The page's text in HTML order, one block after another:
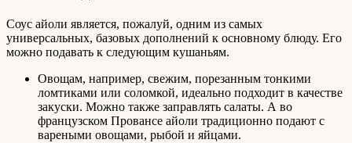
Соус айоли является, пожалуй, одним из самых
универсальных, базовых дополнений к основному блюду. Его
можно подавать к следующим кушаньям.
Овощам, например, свежим, порезанным тонкими
ломтиками или соломкой, идеально подходит в качестве
закуски. Можно также заправлять салаты. А во
французском Провансе айоли традиционно подают с
вареными овощами, рыбой и яйцами.